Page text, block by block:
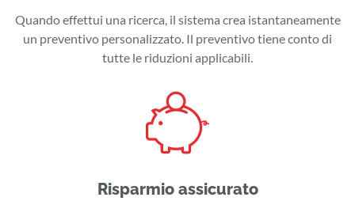
Quando effettui una ricerca, il sistema crea istantaneamente
un preventivo personalizzato. Il preventivo tiene conto di
tutte le riduzioni applicabili.
Risparmio assicurato